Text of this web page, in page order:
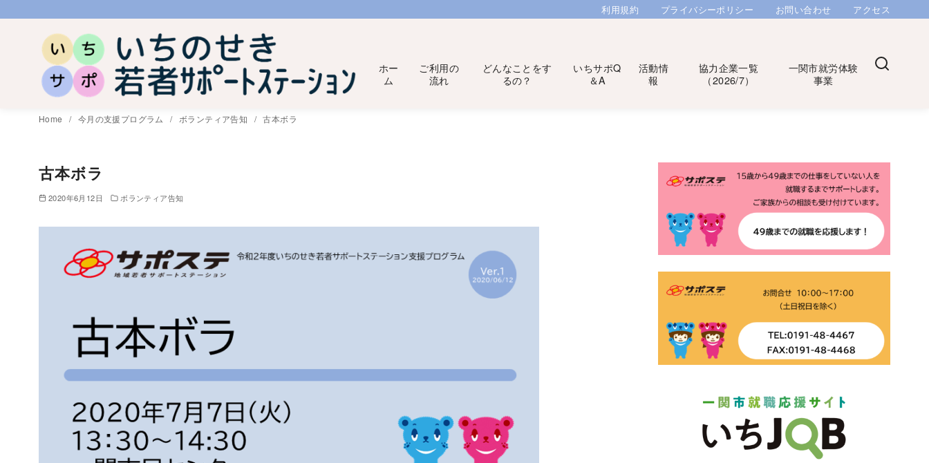
利用規約 プライバシーポリシー お問い合わせ アクセス
ホー
ム
ご利用の
流れ
どんなことをす
るの？
いちサポQ
＆A
活動情
報
協力企業一覧
（2026/7）
一関市就労体験
事業
Home 今月の支援プログラム ボランティア告知 古本ボラ
古本ボラ
2020年6月12日 ボランティア告知